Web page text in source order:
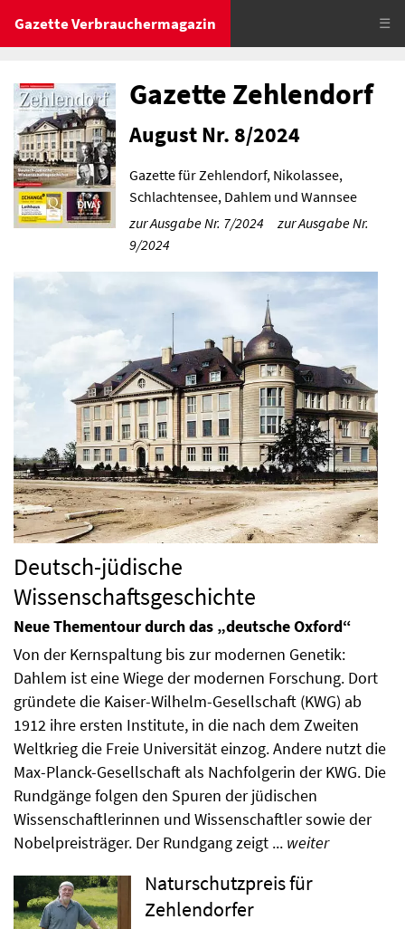
Gazette Verbrauchermagazin ☰
Gazette Zehlendorf
August Nr. 8/2024
Gazette für Zehlendorf, Nikolassee,
Schlachtensee, Dahlem und Wannsee
zur Ausgabe Nr. 7/2024
zur Ausgabe Nr.
9/2024
Deutsch-jüdische
Wissenschaftsgeschichte
Neue Thementour durch das „deutsche Oxford“
Von der Kernspaltung bis zur modernen Genetik:
Dahlem ist eine Wiege der modernen Forschung. Dort
gründete die Kaiser-Wilhelm-Gesellschaft (KWG) ab
1912 ihre ersten Institute, in die nach dem Zweiten
Weltkrieg die Freie Universität einzog. Andere nutzt die
Max-Planck-Gesellschaft als Nachfolgerin der KWG. Die
Rundgänge folgen den Spuren der jüdischen
Wissenschaftlerinnen und Wissenschaftler sowie der
Nobelpreisträger. Der Rundgang zeigt ... weiter
Naturschutzpreis für
Zehlendorfer